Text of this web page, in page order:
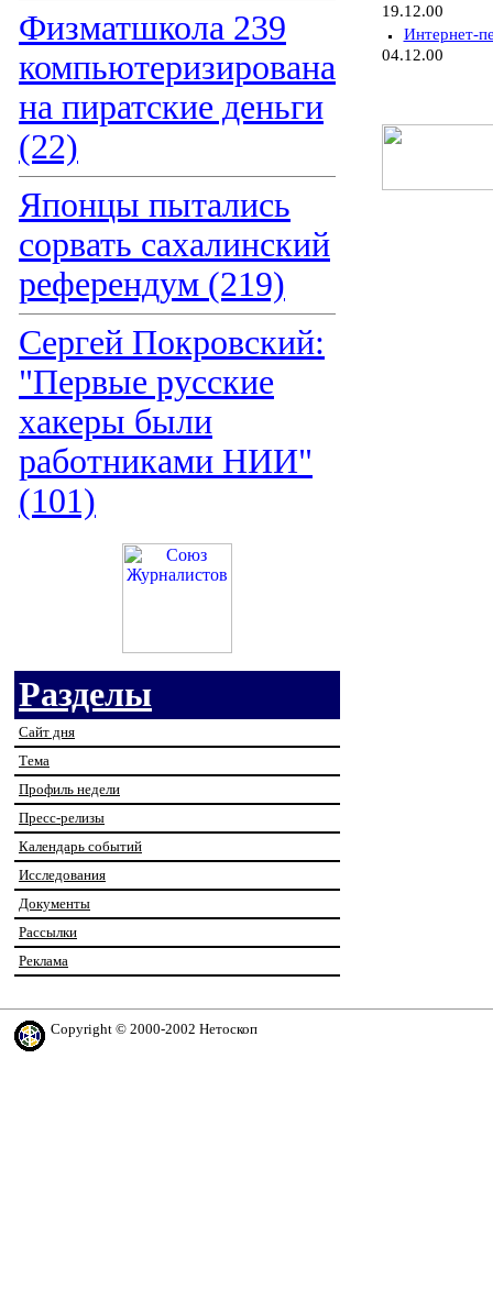
Физматшкола 239
компьютеризирована
на пиратские деньги
(22)
Японцы пытались
сорвать сахалинский
референдум (219)
Сергей Покровский:
"Первые русские
хакеры были
работниками НИИ"
(101)
Разделы
Сайт дня
Тема
Профиль недели
Пресс-релизы
Календарь событий
Исследования
Документы
Рассылки
Реклама
19.12.00
Интернет-
04.12.00
Copyright © 2000-2002 Нетоскоп